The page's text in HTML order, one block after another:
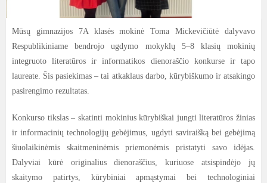
Mūsų gimnazijos 7A klasės mokinė Toma Mickevičiūtė dalyvavo
Respublikiniame bendrojo ugdymo mokyklų 5–8 klasių mokinių
integruoto literatūros ir informatikos dienoraščio konkurse ir tapo
laureate. Šis pasiekimas – tai atkaklaus darbo, kūrybiškumo ir atsakingo
pasirengimo rezultatas.
Konkurso tikslas – skatinti mokinius kūrybiškai jungti literatūros žinias
ir informacinių technologijų gebėjimus, ugdyti saviraišką bei gebėjimą
šiuolaikinėmis skaitmeninėmis priemonėmis pristatyti savo idėjas.
Dalyviai kūrė originalius dienoraščius, kuriuose atsispindėjo jų
skaitymo patirtys, kūrybiniai apmąstymai bei technologiniai